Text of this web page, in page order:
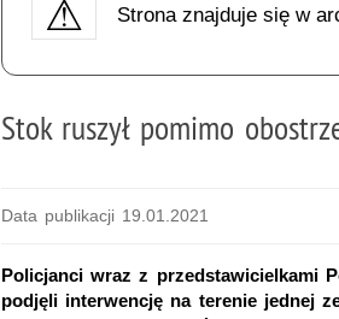
Strona znajduje się w
Stok ruszył pomimo
Data publikacji 19.01.2021
Policjanci wraz z przedstawicielkami
podjęli interwencję na terenie jednej